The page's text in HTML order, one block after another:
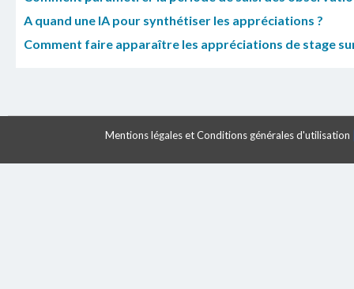
A quand une IA pour synthétiser les appréciations ?
Comment faire apparaître les appréciations de stage
Mentions légales et Conditions générales d'utilisation